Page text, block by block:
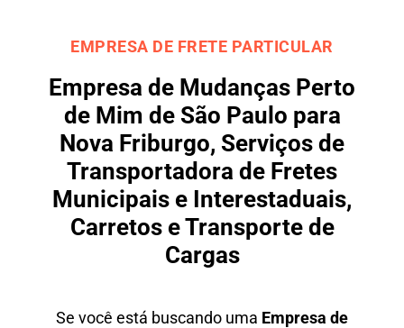
EMPRESA DE FRETE PARTICULAR
Empresa de Mudanças Perto
de Mim de São Paulo para
Nova Friburgo, Serviços de
Transportadora de Fretes
Municipais e Interestaduais,
Carretos e Transporte de
Cargas
Se você está buscando uma Empresa de